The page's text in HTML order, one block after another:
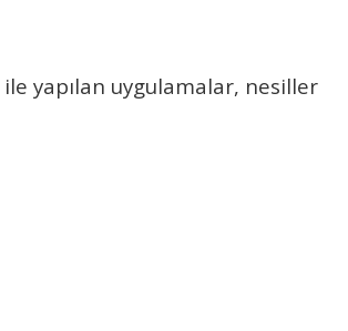
ile yapılan uygulamalar, nesiller